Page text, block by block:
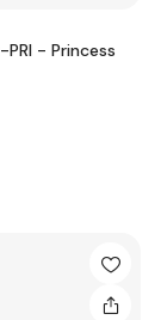
- Princess